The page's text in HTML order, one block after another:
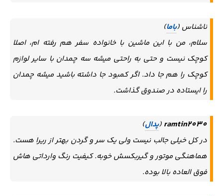
ناشناس (باما)
سلام، من با این ماشین با خانواده سفر هم رفته ام، اصلا
کوچک نیست و حتی به راحتی میشه سه چمدان با سایر لوازم
کوچک را هم جا داد. اگر کمبود جا داشته باشید میشه چمدان
را ایستاده در صندوق گذاشت.
ramtin2030
(پدال)
در کل خیلی جالب نیست ولی یک سر و گردن بهتر از ریرا هست.
هماهنگی موتور و گیربکسش خوبه. کیفیت رنگ وارداتی هاش
فوق العاده بالا بوده.